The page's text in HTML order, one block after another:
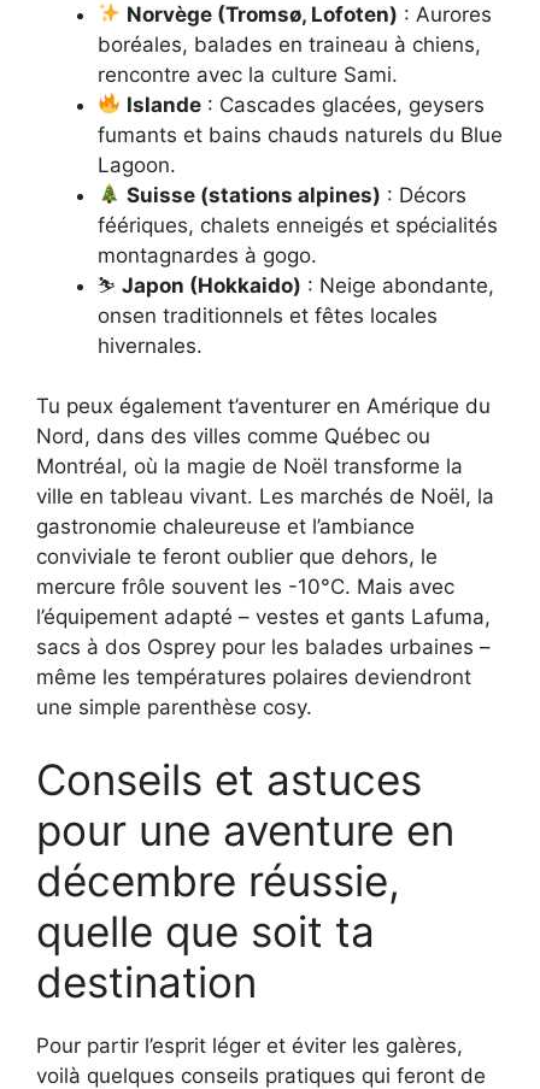
Norvège (Tromsø, Lofoten) : Aurores
boréales, balades en traineau à chiens,
rencontre avec la culture Sami.
Islande : Cascades glacées, geysers
fumants et bains chauds naturels du Blue
Lagoon.
Suisse (stations alpines) : Décors
féériques, chalets enneigés et spécialités
montagnardes à gogo.
⛷️ Japon (Hokkaido) : Neige abondante,
onsen traditionnels et fêtes locales
hivernales.
Tu peux également t’aventurer en Amérique du
Nord, dans des villes comme Québec ou
Montréal, où la magie de Noël transforme la
ville en tableau vivant. Les marchés de Noël, la
gastronomie chaleureuse et l’ambiance
conviviale te feront oublier que dehors, le
mercure frôle souvent les -10°C. Mais avec
l’équipement adapté – vestes et gants Lafuma,
sacs à dos Osprey pour les balades urbaines –
même les températures polaires deviendront
une simple parenthèse cosy.
Conseils et astuces
pour une aventure en
décembre réussie,
quelle que soit ta
destination
Pour partir l’esprit léger et éviter les galères,
voilà quelques conseils pratiques qui feront de